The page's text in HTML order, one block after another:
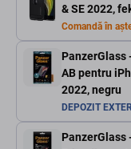
& SE 2022,
Comandă în
PanzerGlass
AB pentru
2022, negru
DEPOZIT
PanzerGlass